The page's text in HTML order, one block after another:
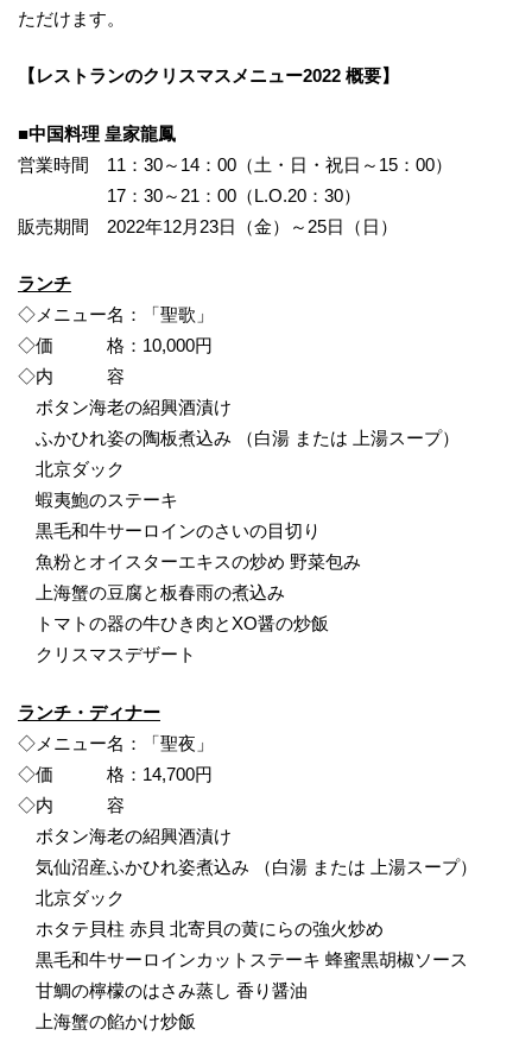
ただけます。
【レストランのクリスマスメニュー2022 概要】
■中国料理 皇家龍鳳
営業時間 11：30～14：00（土・日・祝日～15：00）
17：30～21：00（L.O.20：30）
販売期間 2022年12月23日（金）～25日（日）
ランチ
◇メニュー名：「聖歌」
◇価 格：10,000円
◇内 容
ボタン海老の紹興酒漬け
ふかひれ姿の陶板煮込み （白湯 または 上湯スープ）
北京ダック
蝦夷鮑のステーキ
黒毛和牛サーロインのさいの目切り
魚粉とオイスターエキスの炒め 野菜包み
上海蟹の豆腐と板春雨の煮込み
トマトの器の牛ひき肉とXO醤の炒飯
クリスマスデザート
ランチ・ディナー
◇メニュー名：「聖夜」
◇価 格：14,700円
◇内 容
ボタン海老の紹興酒漬け
気仙沼産ふかひれ姿煮込み （白湯 または 上湯スープ）
北京ダック
ホタテ貝柱 赤貝 北寄貝の黄にらの強火炒め
黒毛和牛サーロインカットステーキ 蜂蜜黒胡椒ソース
甘鯛の檸檬のはさみ蒸し 香り醤油
上海蟹の餡かけ炒飯